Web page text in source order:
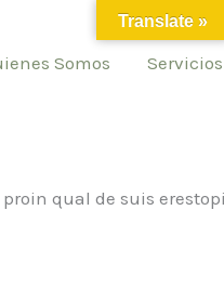
Somos Servicios
qual de suis
Translate »